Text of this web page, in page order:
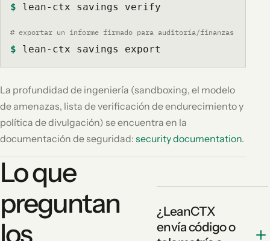
$ lean-ctx savings verify
# exportar un informe firmado para auditoría/finanzas
$ lean-ctx savings export
La profundidad de ingeniería (sandboxing, el modelo
de amenazas, lista de verificación de endurecimiento y
política de divulgación) se encuentra en la
documentación de seguridad: security documentation.
Lo que
preguntan
los
¿LeanCTX
envía código o